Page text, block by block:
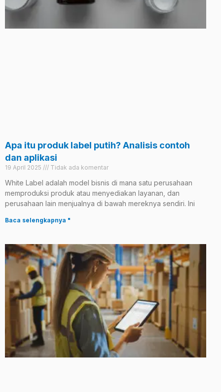
Apa itu produk label putih? Analisis contoh
dan aplikasi
19 April 2025 Tidak ada komentar
White Label adalah model bisnis di mana satu perusahaan
memproduksi produk atau menyediakan layanan, dan
perusahaan lain menjualnya di bawah mereknya sendiri. Ini
Baca selengkapnya "